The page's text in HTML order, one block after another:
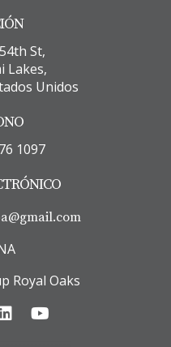
St,
Lakes,
Unidos
1097
Royal Oaks